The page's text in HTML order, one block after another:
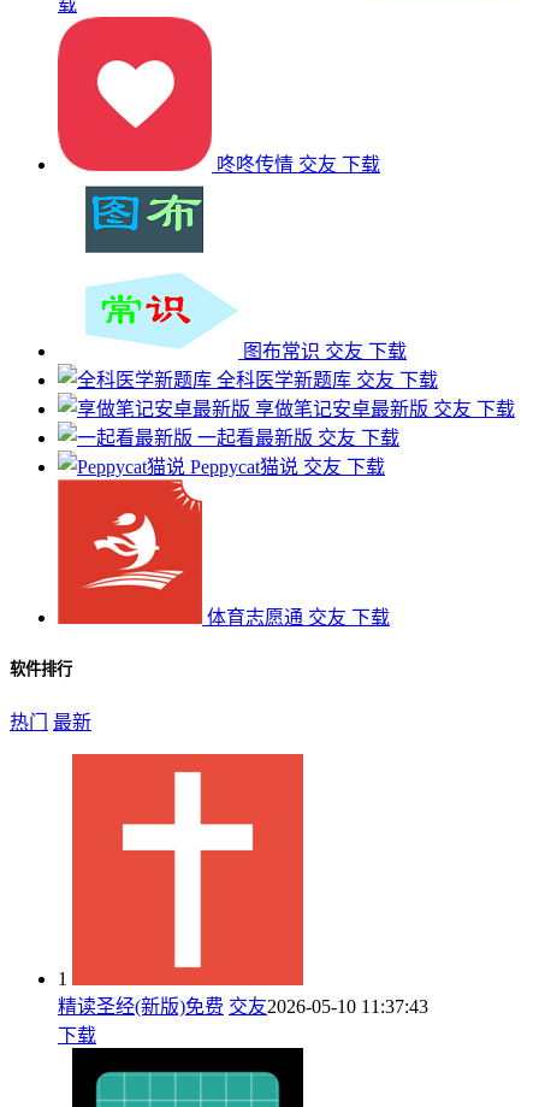
载
咚咚传情 交友 下载
图布常识 交友 下载
全科医学新题库 交友 下载
享做笔记安卓最新版 交友 下载
一起看最新版 交友 下载
Peppycat猫说 交友 下载
体育志愿通 交友 下载
软件排行
热门 最新
1
精读圣经(新版)免费 交友2026-05-10 11:37:43
下载